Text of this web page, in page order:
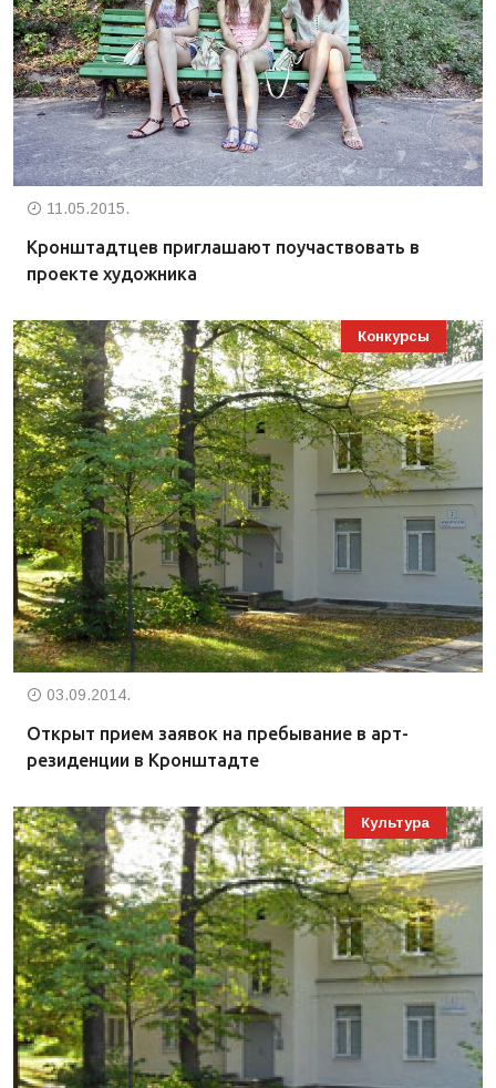
11.05.2015.
Кронштадтцев приглашают поучаствовать в
проекте художника
Конкурсы
03.09.2014.
Открыт прием заявок на пребывание в арт-
резиденции в Кронштадте
Культура